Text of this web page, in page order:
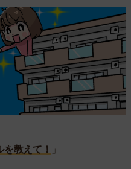
教えて！ 」